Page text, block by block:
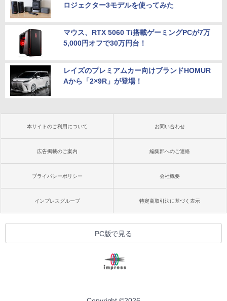
ロジェクター3モデルを使ってみた
マウス、RTX 5060 Ti搭載ゲーミングPCが7万
5,000円オフで30万円台！
レイズのプレミアムカー向けブランドHOMUR
Aから「2×9R」が登場！
本サイトのご利用について お問い合わせ
広告掲載のご案内 編集部へのご連絡
プライバシーポリシー 会社概要
インプレスグループ 特定商取引法に基づく表示
PC版で見る